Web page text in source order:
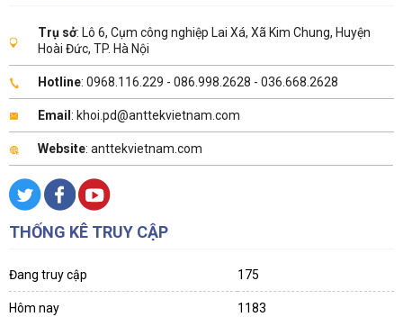
Trụ sở: Lô 6, Cụm công nghiệp Lai Xá, Xã Kim Chung, Huyện
Hoài Đức, TP. Hà Nội
Hotline: 0968.116.229 - 086.998.2628 - 036.668.2628
Email : khoi.pd@anttekvietnam.com
Website: anttekvietnam.com
THỐNG KÊ TRUY CẬP
Đang truy cập 175
Hôm nay 1183